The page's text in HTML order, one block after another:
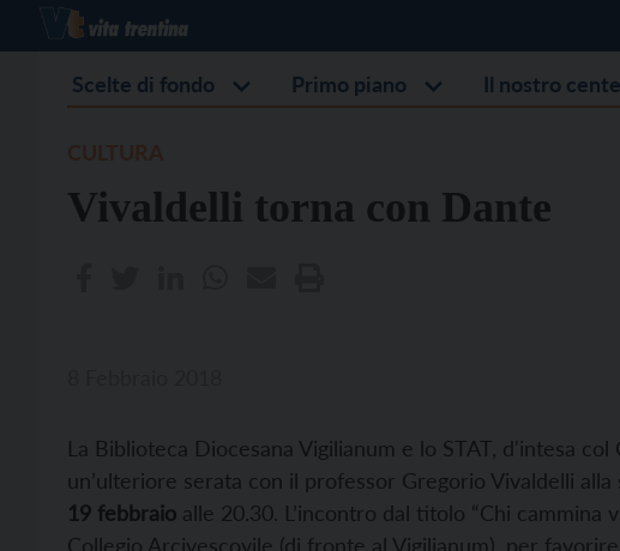
Scelte di fondo Primo piano Il nostro
Vivaldelli torna con Dante
La Biblioteca Diocesana Vigilianum e lo STAT, d'intesa
un’ulteriore serata con il professor Gregorio Vivaldelli alla
19 febbraio alle 20.30. L’incontro dal titolo “Chi cammina
Collegio Arcivescovile (di fronte al Vigilianum), per